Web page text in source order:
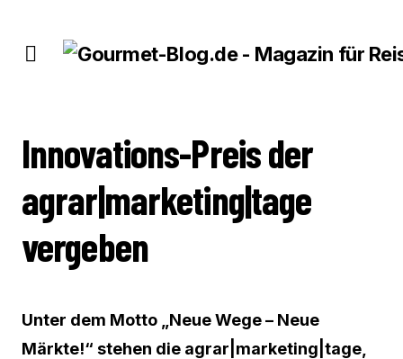
Innovations-Preis der
agrar|marketing|tage
vergeben
Unter dem Motto „Neue Wege – Neue
Märkte!“ stehen die agrar|marketing|tage,